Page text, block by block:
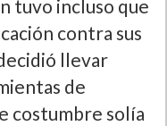
tuvo incluso que
contra sus
llevar
de
costumbre solí­a